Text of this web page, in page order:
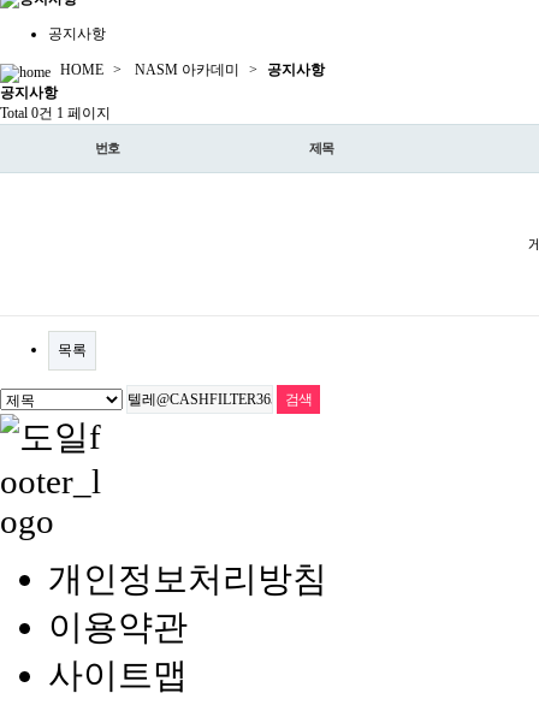
공지사항
HOME > NASM 아카데미 >
공지사항
공지사항
Total 0건 1 페이지
번호 제목
목록
개인정보처리방침
이용약관
사이트맵